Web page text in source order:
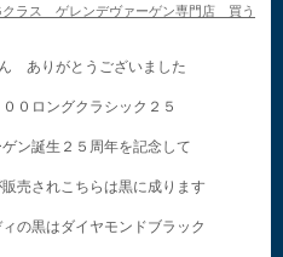
クラス ゲレンデヴァーゲン専門店 買う
ありがとうございました
０ロングクラシック２５
ン誕生２５周年を記念して
売されこちらは黒に成ります
の黒はダイヤモンドブラック